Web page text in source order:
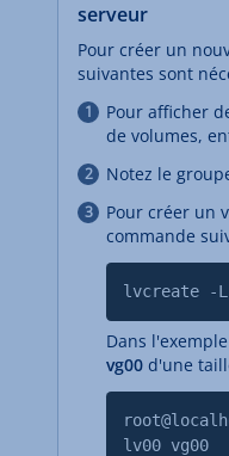
serveur
Pour créer un
suivantes sont
Pour afficher
de volumes,
Notez le
Pour créer un
commande
lvcreate -L
Dans
vg00 d'une
lv00 vg00